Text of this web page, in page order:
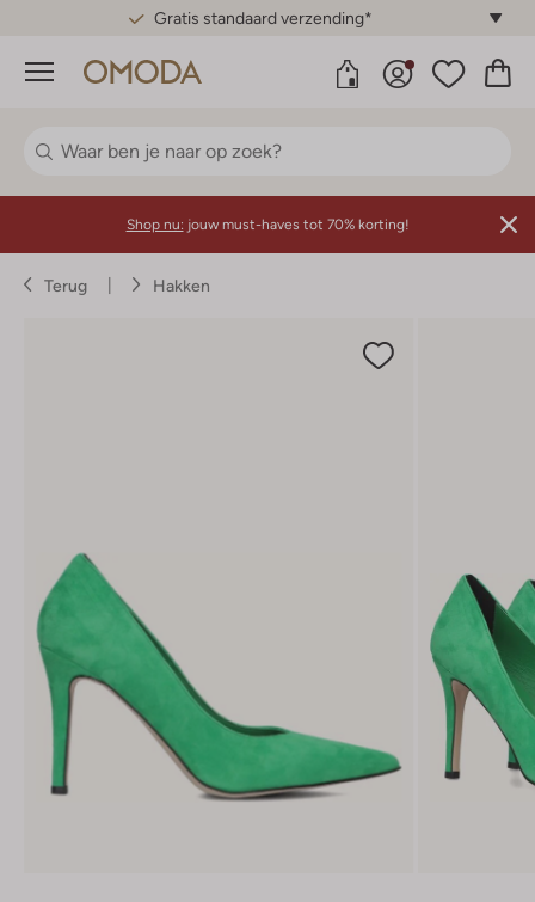
Gratis standaard verzending*
Menu
Shop nu: jouw must-haves tot 70% korting!
Terug Hakken